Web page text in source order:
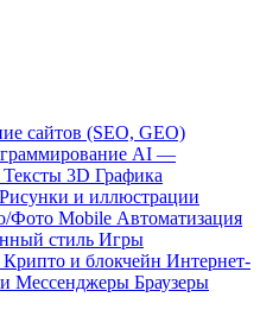
сайтов (SEO, GEO)
AI —
Тексты 3D Графика
Рисунки и иллюстрации
Фото Mobile Автоматизация
стиль Игры
Крипто и блокчейн Интернет-
Мессенджеры Браузеры